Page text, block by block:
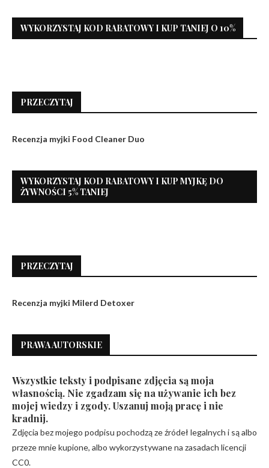
WYKORZYSTAJ KOD RABATOWY I KUP TANIEJ O 10%
PRZECZYTAJ
Recenzja myjki Food Cleaner Duo
WYKORZYSTAJ KOD RABATOWY I KUP MYJKĘ DO
ŻYWNOŚCI 5% TANIEJ
PRZECZYTAJ
Recenzja myjki Milerd Detoxer
PRAWA AUTORSKIE
Wszystkie teksty i podpisane zdjęcia są moja
własnością. Nie zgadzam się na używanie ich bez
mojej wiedzy i zgody. Uszanuj moją pracę i nie
kradnij.
Zdjęcia bez mojego podpisu pochodzą ze źródeł legalnych i są albo
przeze mnie kupione, albo wykorzystywane na zasadach licencji
CC0.